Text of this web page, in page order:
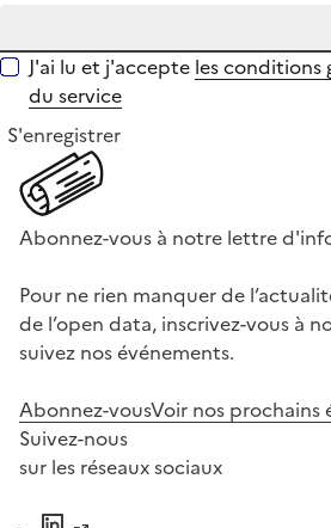
J'ai lu et j'accepte les conditions
du service
S'enregistrer
Abonnez-vous à notre lettre
Pour ne rien manquer de
de l’open data, inscrivez-vous à
suivez nos événements.
Abonnez-vousVoir nos prochains
Suivez-nous
sur les réseaux sociaux